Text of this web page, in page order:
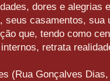
dores e alegrias
seus casamentos, sua
que, tendo como
retrata
(Rua Gonçalves